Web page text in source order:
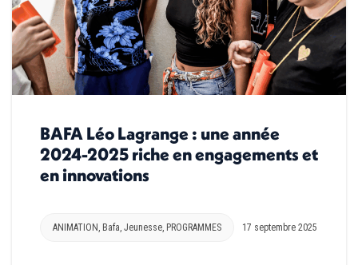
BAFA Léo Lagrange : une année
2024-2025 riche en engagements et
en innovations
ANIMATION , Bafa, Jeunesse, PROGRAMMES 17 septembre 2025